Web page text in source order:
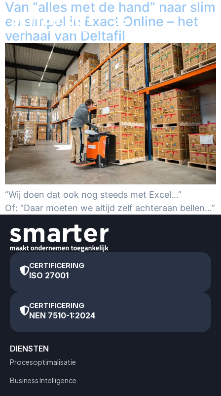
Van “alles met de hand” naar slim
en simpel in Exact Online – het
verhaal van Deltafil
“Wij doen dat ook nog steeds met Excel…”
Of: “Daar moeten we altijd zelf achteraan bellen…”
CERTIFICERING
ISO 27001
CERTIFICERING
NEN 7510-1:2024
DIENSTEN
Procesoptimalisatie
Business Intelligence